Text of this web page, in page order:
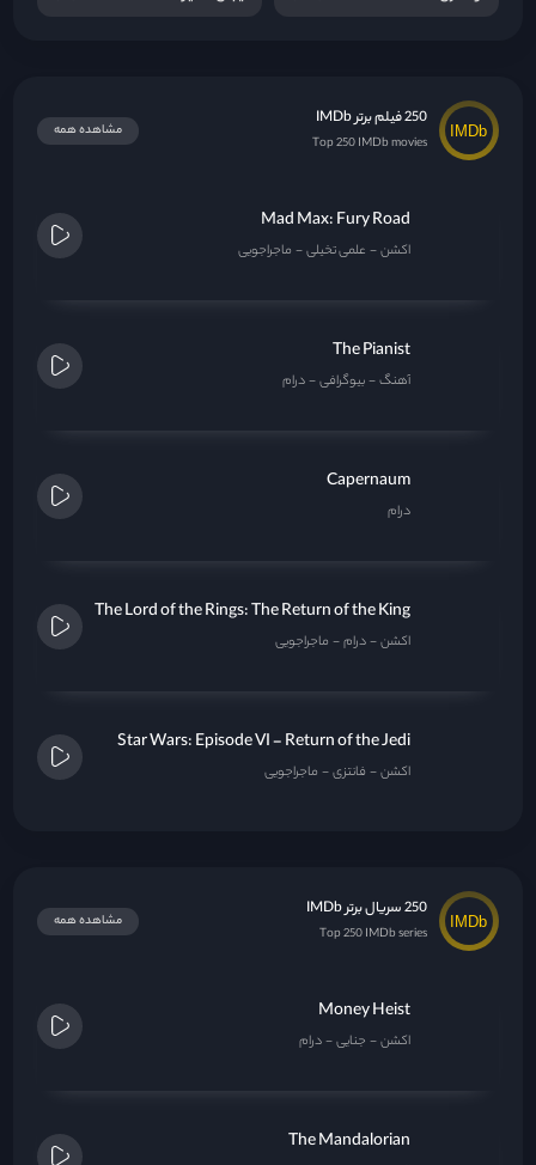
250 فیلم برتر IMDb
Top 250 IMDb movies
مشاهده همه
Mad Max: Fury Road
اکشن علمی تخیلی ماجراجویی
The Pianist
آهنگ بیوگرافی درام
Capernaum
درام
The Lord of the Rings: The Return of the King
اکشن درام ماجراجویی
Star Wars: Episode VI - Return of the Jedi
اکشن فانتزی ماجراجویی
250 سریال برتر IMDb
Top 250 IMDb series
مشاهده همه
Money Heist
اکشن جنایی درام
The Mandalorian